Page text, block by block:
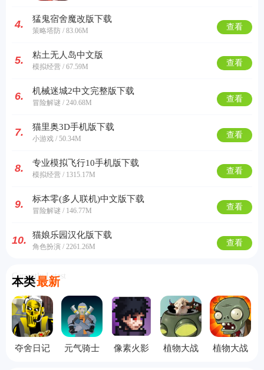
4. 猛鬼宿舍魔改版下载
策略塔防 / 83.06M 查看
5. 粘土无人岛中文版
模拟经营 / 67.59M 查看
6. 机械迷城2中文完整版下载
冒险解谜 / 240.68M 查看
7. 猫里奥3D手机版下载
小游戏 / 50.34M 查看
8. 专业模拟飞行10手机版下载
模拟经营 / 1315.17M 查看
9. 标本零(多人联机)中文版下载
冒险解谜 / 146.77M 查看
10. 猫娘乐园汉化版下载
角色扮演 / 2261.26M 查看
本类最新
Currently Latest
夺舍日记
元气骑士
像素火影
植物大战
植物大战